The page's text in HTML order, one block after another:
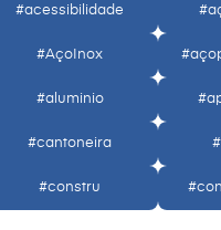
#acessibilidade
#AçoInox
#aluminio
#cantoneira
#constru